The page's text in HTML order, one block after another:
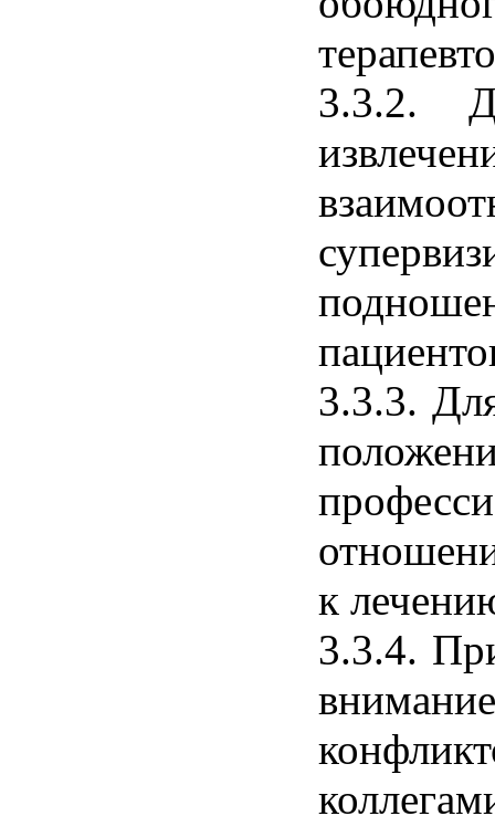
3.3.2.
3.3.3.
к
3.3.4.